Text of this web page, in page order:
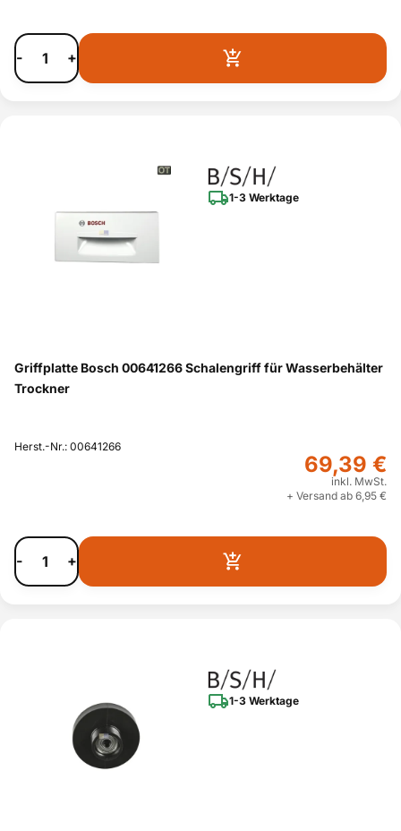
- +
1-3 Werktage
Griffplatte Bosch 00641266 Schalengriff für Wasserbehälter
Trockner
Herst.-Nr.: 00641266
69,39 €
inkl. MwSt.
+ Versand ab 6,95 €
- +
1-3 Werktage